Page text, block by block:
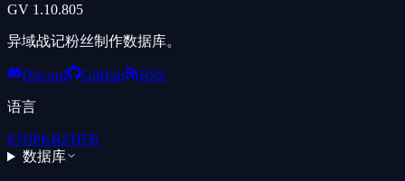
GV 1.10.805
异域战记粉丝制作数据库。
Discord GitHub RSS
语言
ENJPKRZHFR
数据库